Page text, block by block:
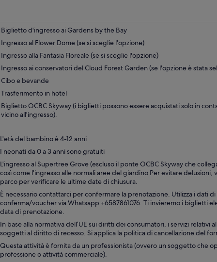
scheda
Biglietto d'ingresso ai Gardens by the Bay
Ingresso al Flower Dome (se si sceglie l'opzione)
Ingresso alla Fantasia Floreale (se si sceglie l'opzione)
Ingresso ai conservatori del Cloud Forest Garden (se l'opzione è stata
Cibo e bevande
Trasferimento in hotel
Biglietto OCBC Skyway (i biglietti possono essere acquistati solo in
vicino all'ingresso).
L'età del bambino è 4-12 anni
I neonati da 0 a 3 anni sono gratuiti
L'ingresso al Supertree Grove (escluso il ponte OCBC Skyway che
così come l'ingresso alle normali aree del giardino Per evitare delusioni,
parco per verificare le ultime date di chiusura.
È necessario contattarci per confermare la prenotazione. Utilizza i dati
conferma/voucher via Whatsapp +6587861076. Ti invieremo i biglietti
data di prenotazione.
In base alla normativa dell’UE sui diritti dei consumatori, i servizi relativi
soggetti al diritto di recesso. Si applica la politica di cancellazione del
Questa attività è fornita da un professionista (ovvero un soggetto che
professione o attività commerciale).